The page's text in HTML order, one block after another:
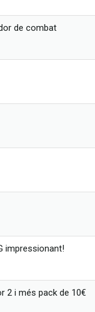
de combat
impressionant!
2 i més pack de 10€